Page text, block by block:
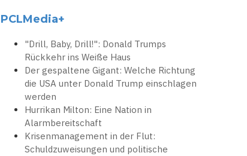
PCLMedia+
"Drill, Baby, Drill!": Donald Trumps
Rückkehr ins Weiße Haus
Der gespaltene Gigant: Welche Richtung
die USA unter Donald Trump einschlagen
werden
Hurrikan Milton: Eine Nation in
Alarmbereitschaft
Krisenmanagement in der Flut:
Schuldzuweisungen und politische